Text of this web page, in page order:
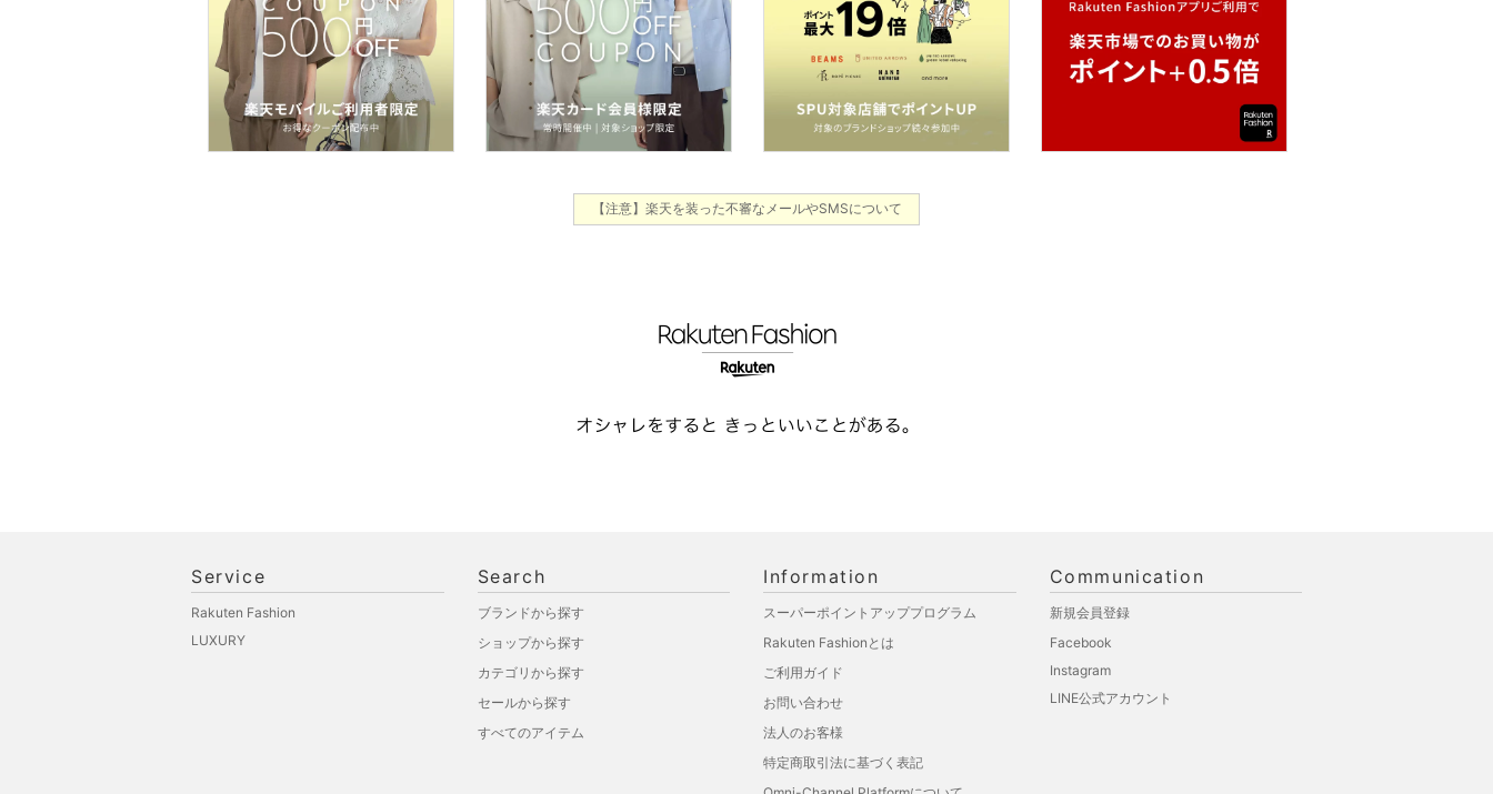
コフレ・キット・セット
食器・調理器具・キッチ
ン用品
インテリア・生活雑貨
【注意】楽天を装った不審なメールやSMSについて
Service
Rakuten Fashion
LUXURY
Search
ブランドから探す
ショップから探す
カテゴリから探す
セールから探す
すべてのアイテム
Information
スーパーポイントアッププログラム
Rakuten Fashionとは
ご利用ガイド
お問い合わせ
法人のお客様
特定商取引法に基づく表記
Communication
新規会員登録
Facebook
Instagram
LINE公式アカウント